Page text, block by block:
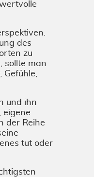
des
zu
sollte man
und ihn
eigene
der Reihe
tut oder